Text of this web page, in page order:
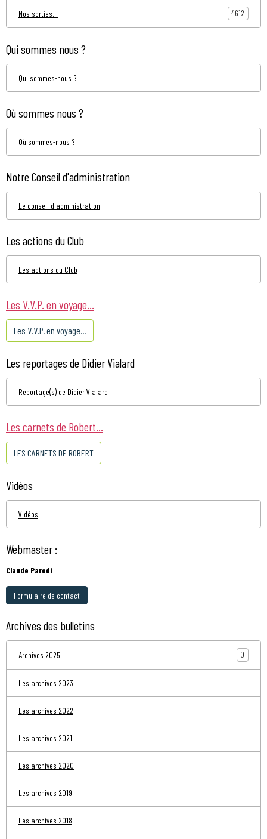
Nos sorties... 4612
Qui sommes nous ?
Qui sommes-nous ?
Où sommes nous ?
Où sommes-nous ?
Notre Conseil d'administration
Le conseil d'administration
Les actions du Club
Les actions du Club
Les V.V.P. en voyage...
Les V.V.P. en voyage...
Les reportages de Didier Vialard
Reportage(s) de Didier Vialard
Les carnets de Robert...
LES CARNETS DE ROBERT
Vidéos
Vidéos
Webmaster :
Claude Parodi
Formulaire de contact
Archives des bulletins
Archives 2025 0
Les archives 2023
Les archives 2022
Les archives 2021
Les archives 2020
Les archives 2019
Les archives 2018